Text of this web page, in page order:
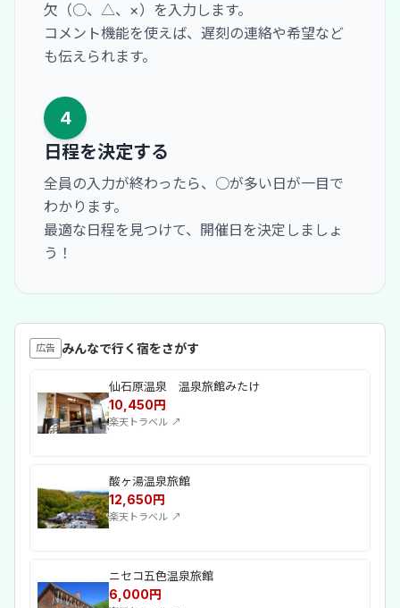
欠（○、△、×）を入力します。
コメント機能を使えば、遅刻の連絡や希望など
も伝えられます。
4
日程を決定する
全員の入力が終わったら、○が多い日が一目で
わかります。
最適な日程を見つけて、開催日を決定しましょ
う！
広告 みんなで行く宿をさがす
仙石原温泉 温泉旅館みたけ
10,450円
楽天トラベル ↗
酸ヶ湯温泉旅館
12,650円
楽天トラベル ↗
ニセコ五色温泉旅館
6,000円